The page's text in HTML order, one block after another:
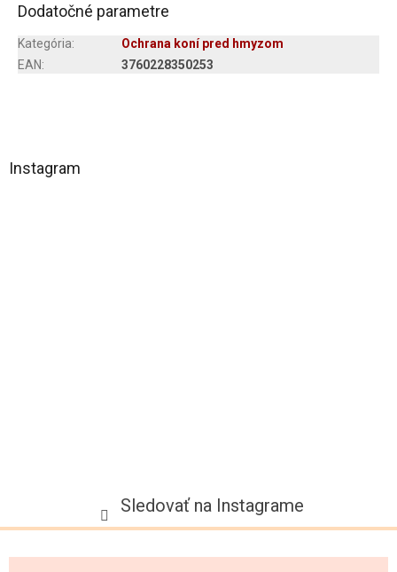
Dodatočné parametre
Kategória:
Ochrana koní pred hmyzom
EAN: 3760228350253
á
Instagram
Sledovať na Instagrame